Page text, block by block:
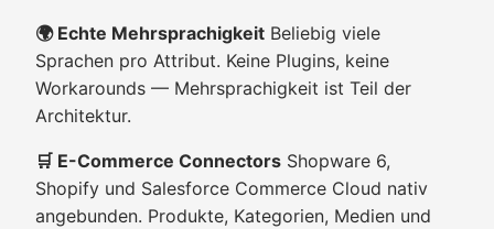
🌍 Echte Mehrsprachigkeit Beliebig viele
Sprachen pro Attribut. Keine Plugins, keine
Workarounds — Mehrsprachigkeit ist Teil der
Architektur.
🛒 E-Commerce Connectors Shopware 6,
Shopify und Salesforce Commerce Cloud nativ
angebunden. Produkte, Kategorien, Medien und